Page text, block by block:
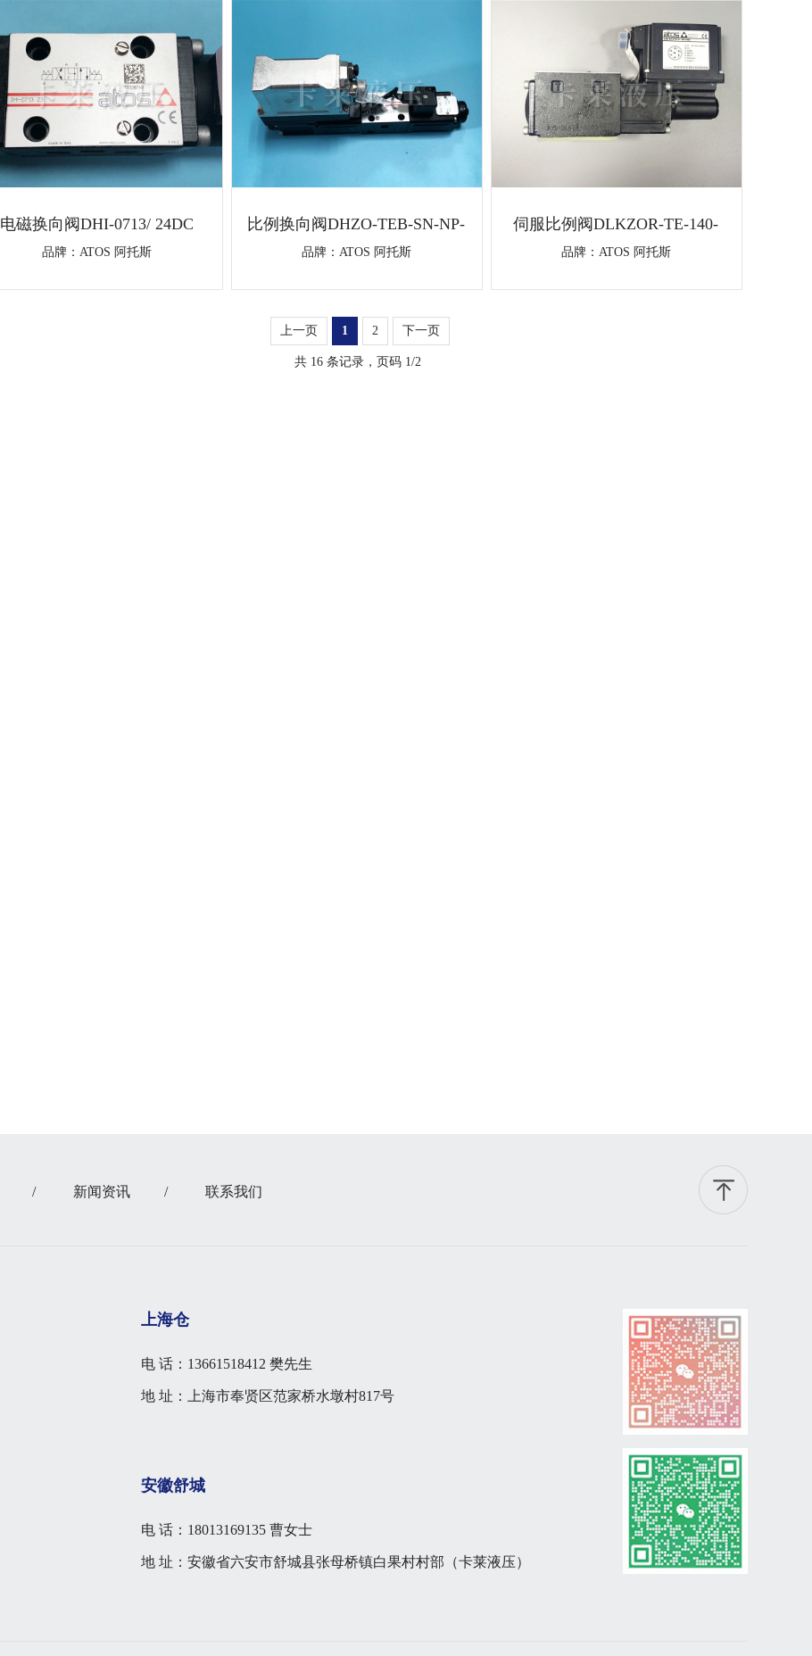
电磁换向阀DHI-0713/ 24DC
品牌： ATOS 阿托斯
比例换向阀DHZO-TEB-SN-NP-
071-L5
品牌： ATOS 阿托斯
伺服比例阀DLKZOR-TE-140-
L71/41
品牌： ATOS 阿托斯
上一页 1 2 下一页
共 16 条记录，页码 1/2
/ 新闻资讯 / 联系我们
上海仓
电 话：13661518412 樊先生
地 址：上海市奉贤区范家桥水墩村817号
安徽舒城
电 话：18013169135 曹女士
地 址：安徽省六安市舒城县张母桥镇白果村村部（卡莱液压）